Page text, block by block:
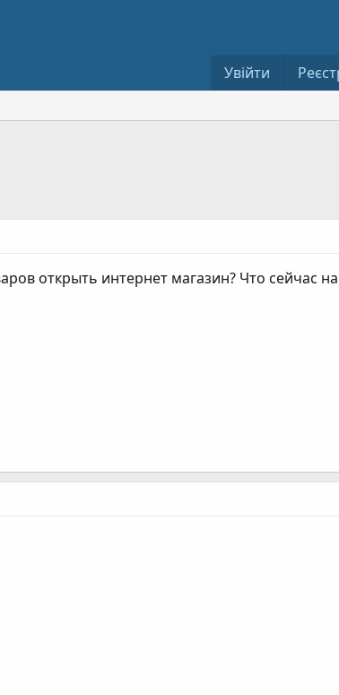
Увійти
открыть интернет магазин? Что сейчас